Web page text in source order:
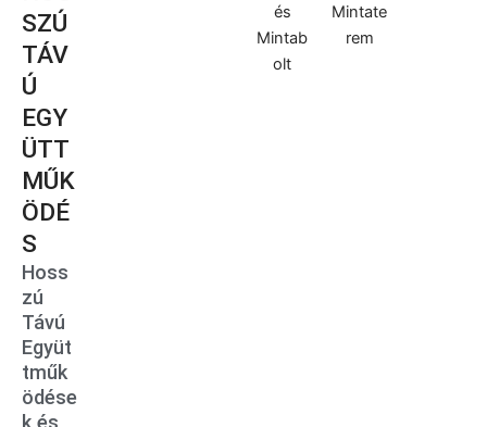
SZÚ
TÁV
Ú
EGY
ÜTT
MŰK
ÖDÉ
S
Hoss
zú
Távú
Együt
tműk
ödése
k és
és
Mintab
olt
Mintate
rem